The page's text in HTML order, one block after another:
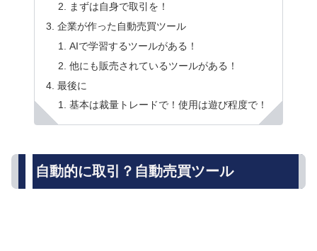
まずは自身で取引を！
企業が作った自動売買ツール
AIで学習するツールがある！
他にも販売されているツールがある！
最後に
基本は裁量トレードで！使用は遊び程度で！
自動的に取引？自動売買ツール